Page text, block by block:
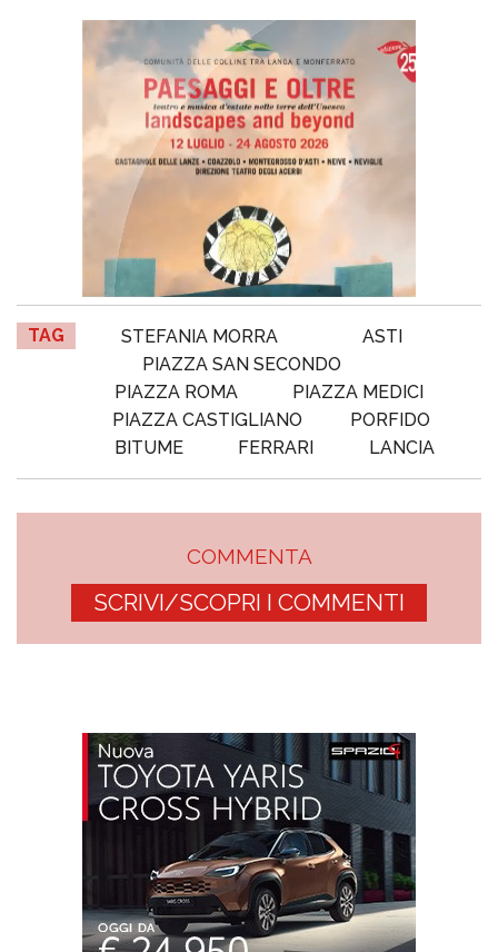
TAG STEFANIA MORRA
ASTI
PIAZZA SAN SECONDO
PIAZZA ROMA
PIAZZA MEDICI
PIAZZA CASTIGLIANO
PORFIDO
BITUME
FERRARI LANCIA
COMMENTA
SCRIVI/SCOPRI I COMMENTI